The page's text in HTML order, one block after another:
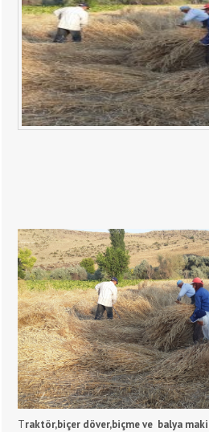
Traktör,biçer döver,biçme ve balya